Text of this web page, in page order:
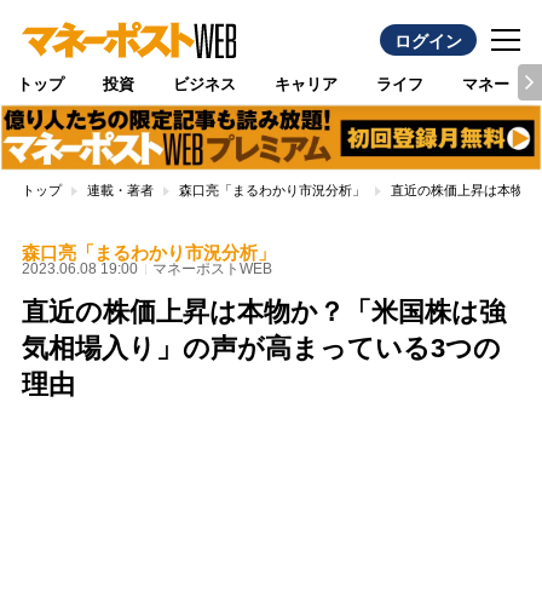
ログイン
トップ 投資 ビジネス キャリア ライフ マネー
トップ 連載・著者 森口亮「まるわかり市況分析」 直近の株価上昇は本物
森口亮「まるわかり市況分析」
2023.06.08 19:00 マネーポストWEB
直近の株価上昇は本物か？「米国株は強
気相場入り」の声が高まっている3つの
理由